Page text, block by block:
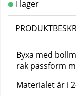
Byxa med
rak passform
Materialet är i